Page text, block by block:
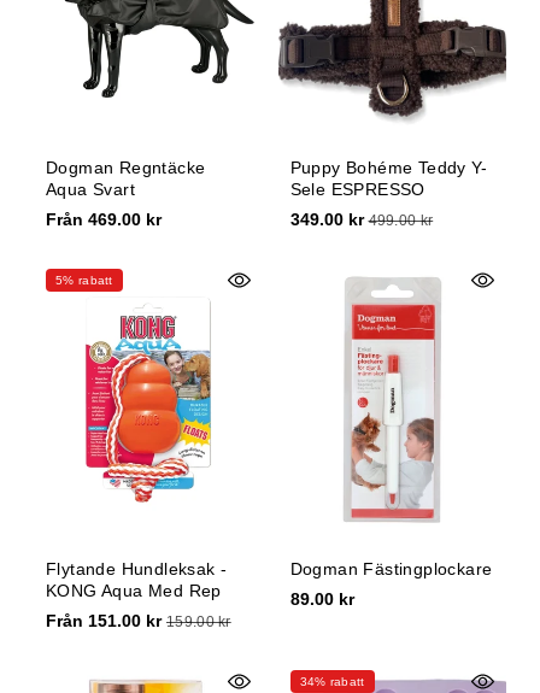
Dogman Regntäcke
Aqua Svart
Från 469.00 kr
Puppy Bohéme Teddy Y-
Sele ESPRESSO
349.00 kr499.00 kr
5% rabatt
Flytande Hundleksak -
KONG Aqua Med Rep
Från 151.00 kr 159.00 kr
Dogman Fästingplockare
89.00 kr
34% rabatt